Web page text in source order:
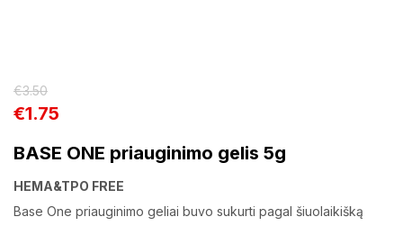
€3.50
€1.75
BASE ONE priauginimo gelis 5g
HEMA&TPO FREE
Base One priauginimo geliai buvo sukurti pagal šiuolaikišką